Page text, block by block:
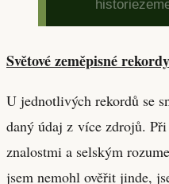
Světové zeměpisné
U jednotlivých rekordů se
daný údaj z více zdrojů.
znalostmi a selským
jsem nemohl ověřit jinde,